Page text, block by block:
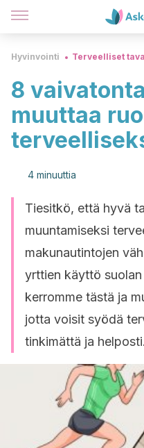
Hyvinvointi Terveelliset
8
muuttaa
4 minuuttia
Tiesitkö, että hyvä
muuntamiseksi
makunautintojen
yrttien käyttö
kerromme tästä ja
jotta voisit syödä
tinkimättä ja helposti.